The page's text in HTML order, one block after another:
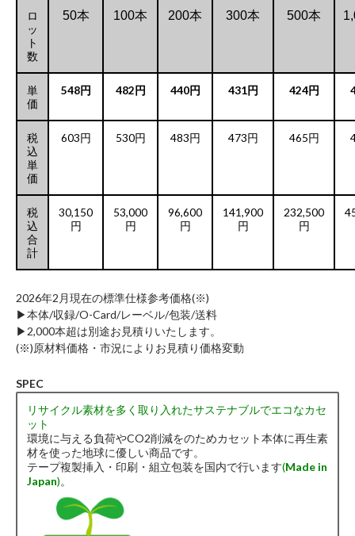
ロ
ッ
ト
数
50本 100本 200本 300本 500本
単
価
548円 482円 440円 431円 424円
税
込
単
価
603円 530円 483円 473円 465円
税
込
合
計
30,150
円
53,000
円
96,600
円
141,900
円
232,500
円
2026年2月現在の標準仕様参考価格(※)
▶︎本体/収録/O-Card/レーベル/包装/送料
▶︎2,000本超は別途お見積りいたします。
(※)原材料価格・市況によりお見積り価格変動
SPEC
リサイクル素材を多く取り入れたサステナブルでエコなカセ
ット
環境に与える負荷やCO2削減をのためカセット本体に再生素
材を使った地球に優しい商品です。
テープ複製挿入・印刷・組立包装を国内で行います(Made in
Japan)。